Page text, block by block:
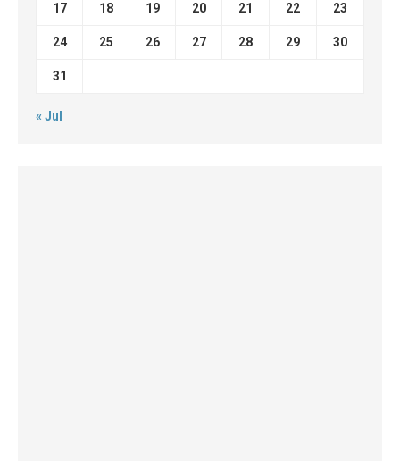
17 18 19 20 21 22 23
24 25 26 27 28 29 30
31
« Jul